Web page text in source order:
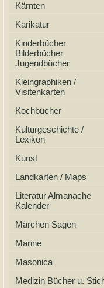
Kärnten
Karikatur
Kinderbücher
Bilderbücher
Jugendbücher
Kleingraphiken /
Visitenkarten
Kochbücher
Kulturgeschichte /
Lexikon
Kunst
Landkarten / Maps
Literatur Almanache
Kalender
Märchen Sagen
Marine
Masonica
Medizin Bücher u.